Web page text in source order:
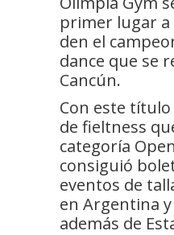
primer lugar a
den el
dance que se
Cancún.
Con este
de fieltness
categoría
consiguió
eventos de
en Argentina
además de